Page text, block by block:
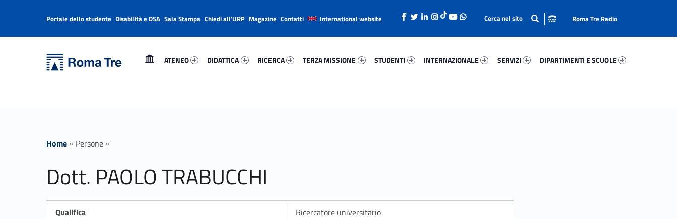
Dott. PAOLO TRABUCCHI - Università Roma Tre
ATENEO
DIDATTICA
RICERCA
TERZA MISSIONE
STUDENTI
INTERNAZIONALE
SERVIZI
DIPARTIMENTI E SCUOLE
Header info sidebar
Portale dello studente Disabilità e DSA Sala Stampa Chiedi all’URP Magazine Contatti International website Roma Tre Radio
Home » Persone »
Dott. PAOLO TRABUCCHI
Qualifica
Ricercatore universitario